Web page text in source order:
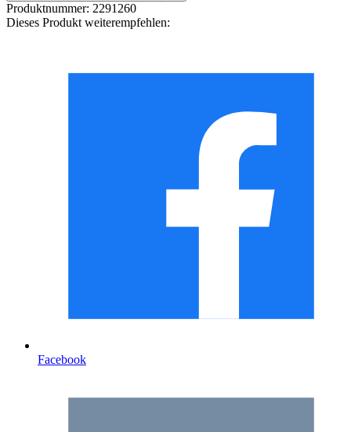
Produktnummer: 2291260
Dieses Produkt weiterempfehlen:
Facebook